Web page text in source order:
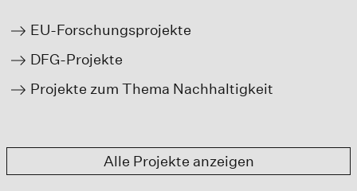
EU-Forschungsprojekte
DFG-Projekte
Projekte zum Thema Nachhaltigkeit
Alle Projekte anzeigen